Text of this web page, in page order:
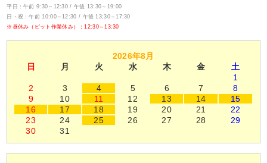
平日：午前 9:30～12:30 / 午後 13:30～19:00
日・祝：午前 10:00～12:30 / 午後 13:30～17:30
※昼休み（ピット作業休み）：12:30～13:30
2026年8月
日
月 火 水 木 金
土
1
2
3 4 5 6 7
8
9
10 11 12 13 14
15
16
17 18 19 20 21
22
23
24 25 26 27 28
29
30
31